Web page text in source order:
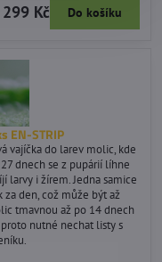
299 Kč Do košíku
EN-STRIP
vajíčka do larev molic, kde
dnech se z pupárií líhne
larvy i žírem. Jedna samice
za den, což může být až
tmavnou až po 14 dnech
nutné nechat listy s